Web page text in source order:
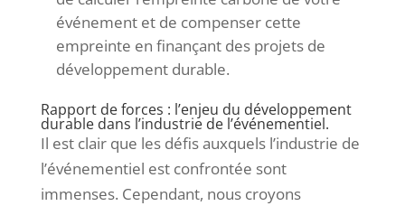
événement et de compenser cette
empreinte en finançant des projets de
développement durable.
Rapport de forces : l’enjeu du développement
durable dans l’industrie de l’événementiel.
Il est clair que les défis auxquels l’industrie de
l’événementiel est confrontée sont
immenses. Cependant, nous croyons